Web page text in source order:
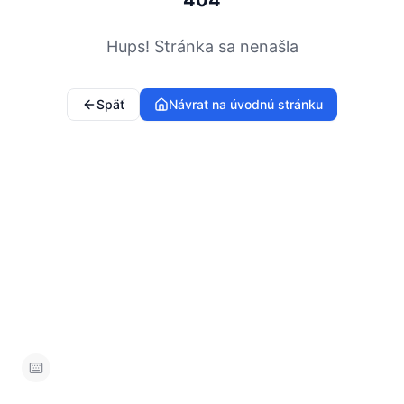
Hups! Stránka sa nenašla
Späť Návrat na úvodnú stránku